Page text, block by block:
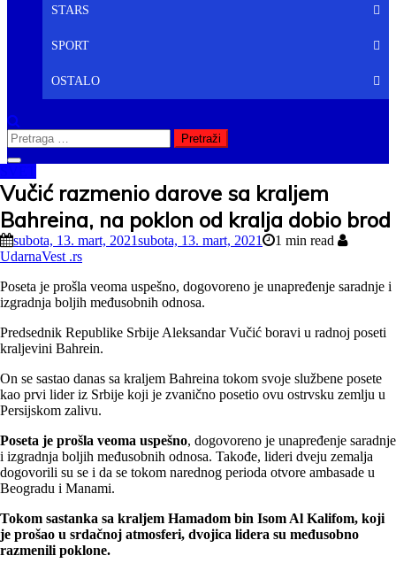
STARS
SPORT
OSTALO
Pretraga
za:
Vučić razmenio darove sa kraljem
Bahreina, na poklon od kralja dobio brod
subota, 13. mart, 2021subota, 13. mart, 2021
1 min read
UdarnaVest .rs
Poseta je prošla veoma uspešno, dogovoreno je unapređenje saradnje i
izgradnja boljih međusobnih odnosa.
Predsednik Republike Srbije Aleksandar Vučić boravi u radnoj poseti
kraljevini Bahrein.
On se sastao danas sa kraljem Bahreina tokom svoje službene posete
kao prvi lider iz Srbije koji je zvanično posetio ovu ostrvsku zemlju u
Persijskom zalivu.
Poseta je prošla veoma uspešno, dogovoreno je unapređenje saradnje
i izgradnja boljih međusobnih odnosa. Takođe, lideri dveju zemalja
dogovorili su se i da se tokom narednog perioda otvore ambasade u
Beogradu i Manami.
Tokom sastanka sa kraljem Hamadom bin Isom Al Kalifom, koji
je prošao u srdačnoj atmosferi, dvojica lidera su međusobno
razmenili poklone.